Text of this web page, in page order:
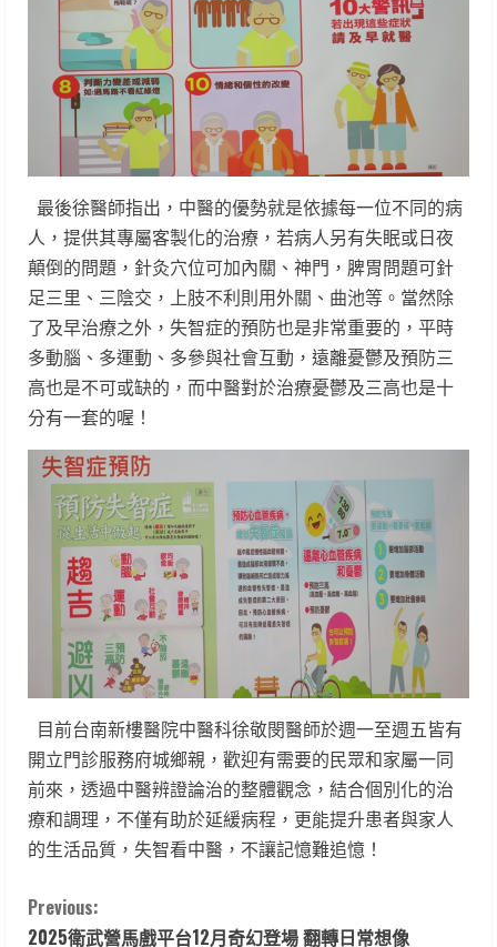
最後徐醫師指出，中醫的優勢就是依據每一位不同的病
人，提供其專屬客製化的治療，若病人另有失眠或日夜
顛倒的問題，針灸穴位可加內關、神門，脾胃問題可針
足三里、三陰交，上肢不利則用外關、曲池等。當然除
了及早治療之外，失智症的預防也是非常重要的，平時
多動腦、多運動、多參與社會互動，遠離憂鬱及預防三
高也是不可或缺的，而中醫對於治療憂鬱及三高也是十
分有一套的喔！
目前台南新樓醫院中醫科徐敬閔醫師於週一至週五皆有
開立門診服務府城鄉親，歡迎有需要的民眾和家屬一同
前來，透過中醫辨證論治的整體觀念，結合個別化的治
療和調理，不僅有助於延緩病程，更能提升患者與家人
的生活品質，失智看中醫，不讓記憶難追憶！
C
Previous:
2025衛武營馬戲平台12月奇幻登場 翻轉日常想像